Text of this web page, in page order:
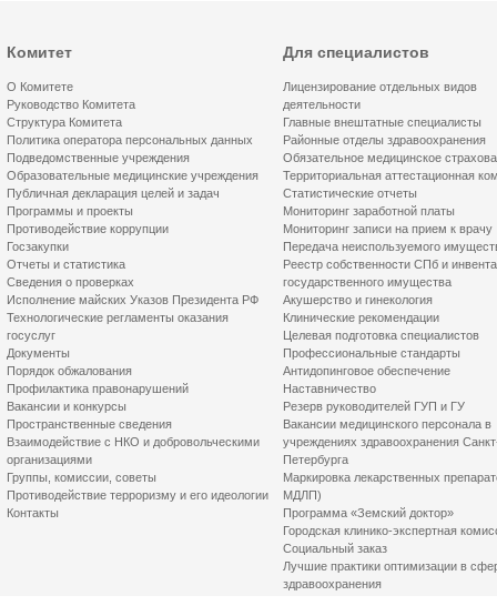
Комитет
О Комитете
Руководство Комитета
Структура Комитета
Политика оператора персональных данных
Подведомственные учреждения
Образовательные медицинские учреждения
Публичная декларация целей и задач
Программы и проекты
Противодействие коррупции
Госзакупки
Отчеты и статистика
Сведения о проверках
Исполнение майских Указов Президента РФ
Технологические регламенты оказания
госуслуг
Документы
Порядок обжалования
Профилактика правонарушений
Вакансии и конкурсы
Пространственные сведения
Взаимодействие с НКО и добровольческими
организациями
Группы, комиссии, советы
Противодействие терроризму и его идеологии
Контакты
Для специалистов
Лицензирование отдельных видов
деятельности
Главные внештатные специалисты
Районные отделы здравоохранения
Обязательное медицинское
Территориальная аттестационная
Статистические отчеты
Мониторинг заработной платы
Мониторинг записи на прием к врачу
Передача неиспользуемого
Реестр собственности СПб и
государственного имущества
Акушерство и гинекология
Клинические рекомендации
Целевая подготовка специалистов
Профессиональные стандарты
Антидопинговое обеспечение
Наставничество
Резерв руководителей ГУП и ГУ
Вакансии медицинского персонала в
учреждениях здравоохранения
Петербурга
Маркировка лекарственных
МДЛП)
Программа «Земский доктор»
Городская клинико-экспертная
Социальный заказ
Лучшие практики оптимизации в
здравоохранения